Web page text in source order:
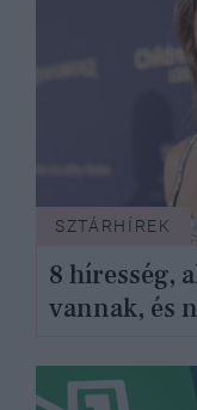
SZTÁRHÍREK
8 híresség,
vannak, és